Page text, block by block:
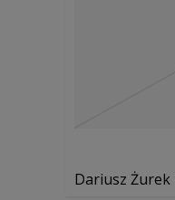
Dariusz Żurek